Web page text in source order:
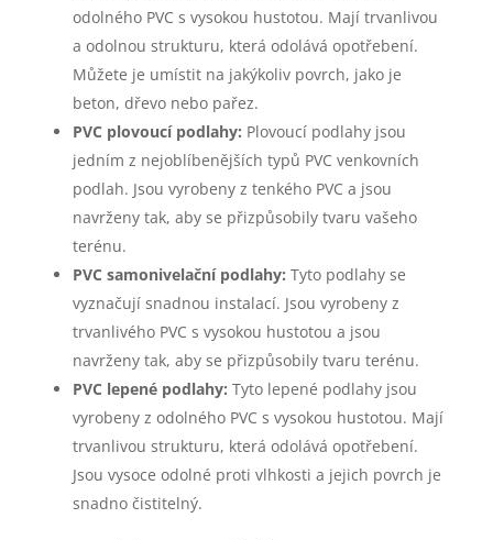
odolného PVC s vysokou hustotou. Mají trvanlivou
a odolnou strukturu, která odolává opotřebení.
Můžete je umístit na jakýkoliv povrch, jako je
beton, dřevo nebo pařez.
PVC plovoucí podlahy: Plovoucí podlahy jsou
jedním z nejoblíbenějších typů PVC venkovních
podlah. Jsou vyrobeny z tenkého PVC a jsou
navrženy tak, aby se přizpůsobily tvaru vašeho
terénu.
PVC samonivelační podlahy: Tyto podlahy se
vyznačují snadnou instalací. Jsou vyrobeny z
trvanlivého PVC s vysokou hustotou a jsou
navrženy tak, aby se přizpůsobily tvaru terénu.
PVC lepené podlahy: Tyto lepené podlahy jsou
vyrobeny z odolného PVC s vysokou hustotou. Mají
trvanlivou strukturu, která odolává opotřebení.
Jsou vysoce odolné proti vlhkosti a jejich povrch je
snadno čistitelný.